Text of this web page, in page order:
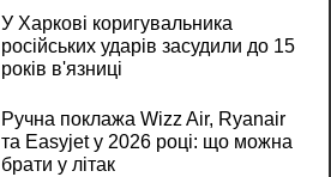
У Харкові коригувальника
російських ударів засудили до 15
років в'язниці
Ручна поклажа Wizz Air, Ryanair
та Easyjet у 2026 році: що можна
брати у літак